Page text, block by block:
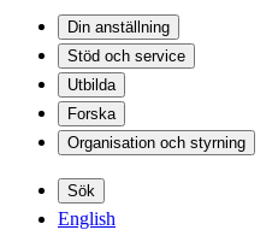
Din anställning
Stöd och service
Utbilda
Forska
Organisation och styrning
Sök
English